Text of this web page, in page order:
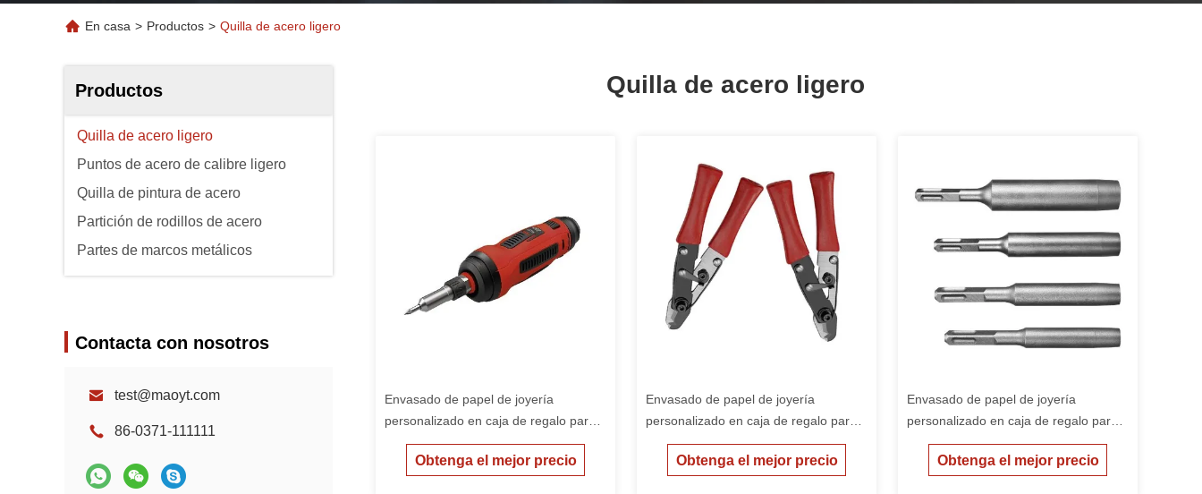
En casa > Productos > Quilla de acero ligero
Productos
Quilla de acero ligero
Puntos de acero de calibre ligero
Quilla de pintura de acero
Partición de rodillos de acero
Partes de marcos metálicos
Contacta con nosotros
test@maoyt.com
86-0371-111111
Quilla de acero ligero
Envasado de papel de joyería
personalizado en caja de regalo para
niñas caja de embalaje barata
Obtenga el mejor precio
Envasado de papel de joyería
personalizado en caja de regalo para
niñas caja de embalaje barata
Obtenga el mejor precio
Envasado de papel de joyería
personalizado en caja de regalo para
niñas caja de embalaje barata
Obtenga el mejor precio